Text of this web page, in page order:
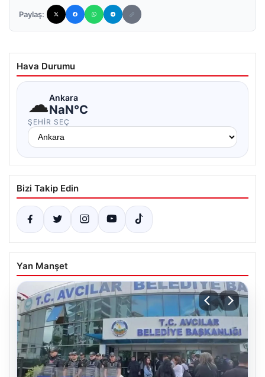
Paylaş:
Hava Durumu
☁Ankara
NaN°C
ŞEHIR SEÇ
Bizi Takip Edin
Yan Manşet